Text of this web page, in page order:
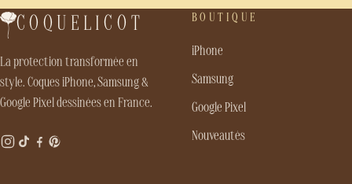
COQUELICOT
La protection transformée en
style. Coques iPhone, Samsung &
Google Pixel dessinées en France.
BOUTIQUE
iPhone
Samsung
Google Pixel
Nouveautés